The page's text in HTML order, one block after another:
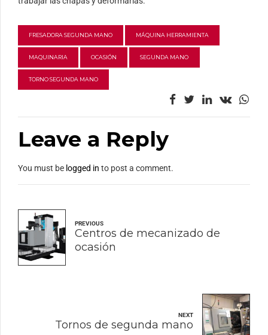
FRESADORA SEGUNDA MANO MÁQUINA HERRAMIENTA
MAQUINARIA OCASIÓN SEGUNDA MANO
TORNO SEGUNDA MANO
Leave a Reply
You must be logged in to post a comment.
PREVIOUS
Centros de mecanizado de
ocasión
NEXT
Tornos de segunda mano